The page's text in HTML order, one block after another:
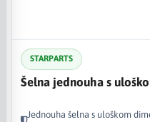
STARPARTS
Šelna jednouha s
Jednouha šelna s uloškom